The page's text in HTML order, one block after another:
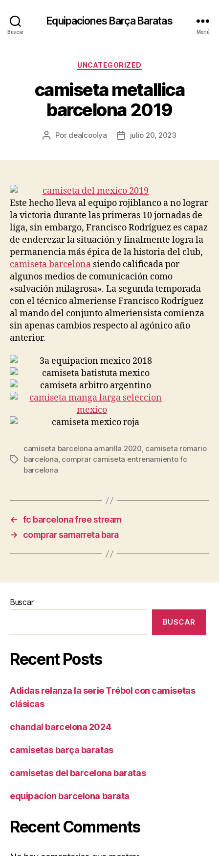
Buscar
Equipaciones Barça Baratas
Menú
Categorías
UNCATEGORIZED
camiseta metallica
barcelona 2019
Autor
Por dealcoolya
Fechajulio 20, 2023
Este hecho lleva al equipo rojiblanco a no lograr
la victoria durante las primeras 10 jornadas de
liga, sin embargo, Francisco Rodríguez es capaz
de enderezar la situación y finalmente logra la
permanencia más épica de la historia del club,
camiseta barcelona siendo calificada por
algunos medios de comunicación como
«salvación milagrosa». La segunda temporada
con el técnico almeriense Francisco Rodríguez
al mando del conjunto almeriensista comienza
sin apenas cambios respecto al agónico año
anterior.
Etiquetas
camiseta barcelona amarilla 2020, camiseta romario
barcelona, comprar camiseta entrenamiento fc
barcelona
← fc barcelona free stream
→
comprar samarreta bara
Buscar
BUSCAR
Recent Posts
Adidas relanza la serie Trébol con camisetas
clásicas
chandal barcelona 2024
camisetas barça baratas
camisetas del barcelona baratas
equipacion barcelona barata
Recent Comments